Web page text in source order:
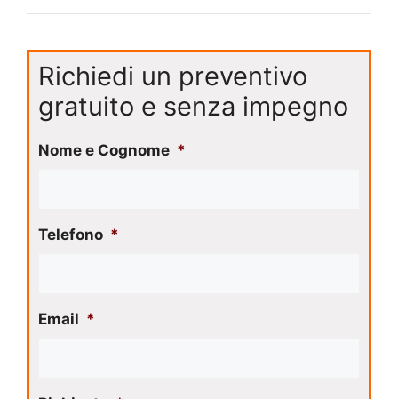
Richiedi un preventivo
gratuito e senza impegno
Nome e Cognome *
Telefono *
Email *